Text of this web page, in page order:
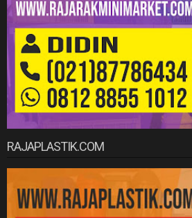
RAJAPLASTIK.COM